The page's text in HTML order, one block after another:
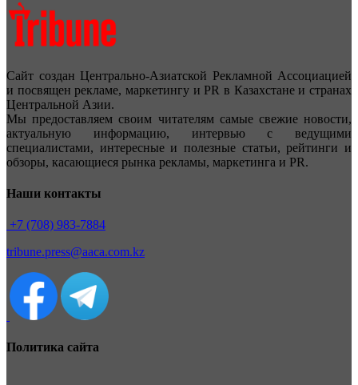
Сайт создан Центрально-Азиатской Рекламной Ассоциацией
и посвящен рекламе, маркетингу и PR в Казахстане и странах
Центральной Азии.
Мы предоставляем своим читателям самые свежие новости,
актуальную информацию, интервью с ведущими
специалистами, интересные и полезные статьи, рейтинги и
обзоры, касающиеся рынка рекламы, маркетинга и PR.
Наши контакты
+7 (708) 983-7884
tribune.press@aaca.com.kz
Политика сайта